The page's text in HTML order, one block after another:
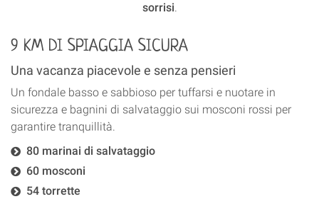
sorrisi.
9 KM DI SPIAGGIA SICURA
Una vacanza piacevole e senza pensieri
Un fondale basso e sabbioso per tuffarsi e nuotare in
sicurezza e bagnini di salvataggio sui mosconi rossi per
garantire tranquillità.
80 marinai di salvataggio
60 mosconi
54 torrette